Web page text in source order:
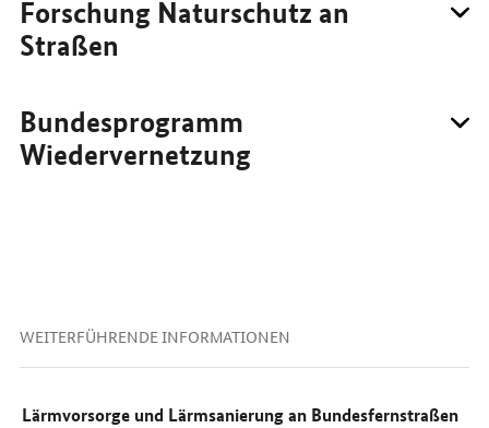
Forschung Naturschutz an
Straßen
Bundesprogramm
Wiedervernetzung
WEITERFÜHRENDE INFORMATIONEN
Lärmvorsorge und Lärmsanierung an Bundesfernstraßen